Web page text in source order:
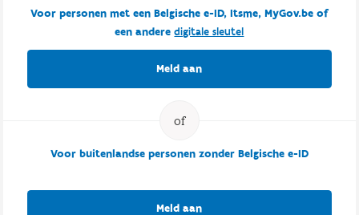
Voor personen met een Belgische e-ID, Itsme, MyGov.be of
een anderedigitale sleutel
Meld aan
Voor buitenlandse personen zonder Belgische e-ID
Meld aan